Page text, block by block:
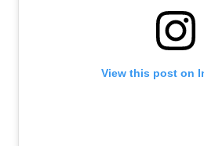
View this post on